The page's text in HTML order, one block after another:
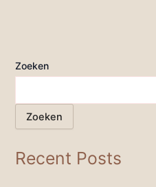
Zoeken
Zoeken
Recent Posts